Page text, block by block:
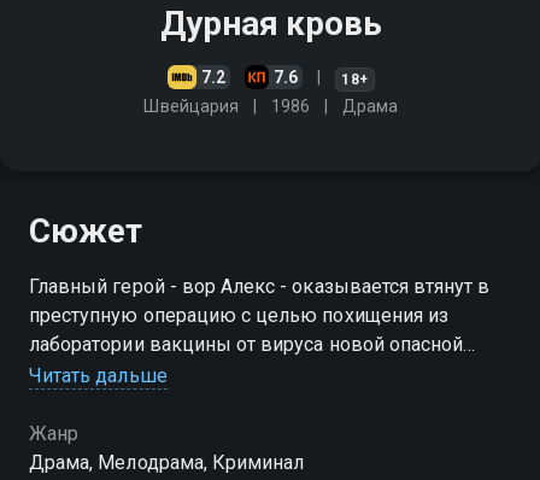
Дурная кровь
7.2 7.6 18+
Швейцария 1986 Драма
Сюжет
Главный герой - вор Алекс - оказывается втянут в
преступную операцию с целью похищения из
лаборатории вакцины от вируса новой опасной
болезни. Но любовь героя разрушает планы
Читать дальше
Жанр
Драма, Мелодрама, Криминал